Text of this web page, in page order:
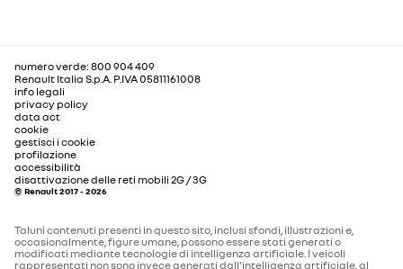
numero verde: 800 904 409
Renault Italia S.p.A. P.IVA 05811161008
info legali
privacy policy
data act
cookie
gestisci i cookie
profilazione
accessibilità
disattivazione delle reti mobili 2G / 3G
© Renault 2017 - 2026
Taluni contenuti presenti in questo sito, inclusi sfondi, illustrazioni e,
occasionalmente, figure umane, possono essere stati generati o
modificati mediante tecnologie di intelligenza artificiale. I veicoli
rappresentati non sono invece generati dall’intelligenza artificiale, al